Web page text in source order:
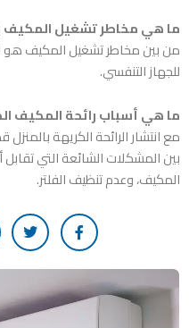
ما هي مخاطر تشغيل المكيف
من بين مخاطر تشغيل المكيف هو
للجهاز التنفسي.
ما هي أسباب رائحة المكيف
مع انتشار الرائحة الكريهة
بين المشكلات الشائعة التي
المكيف، وعدم تنظيف الفلتر.